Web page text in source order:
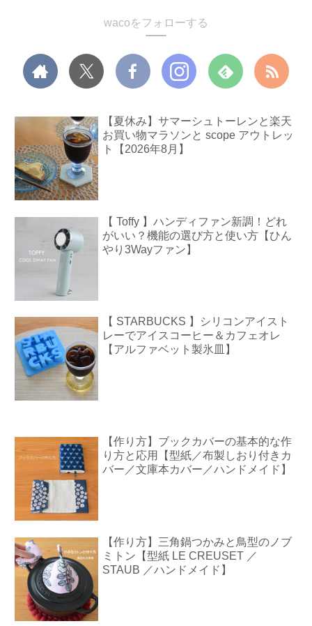
wacoをフォローする
【夏休み】サマーシュトーレンと楽天
お買い物マラソンと scope アウトレッ
ト【2026年8月】
【 Toffy 】ハンディファン新調！どれ
がいい？機能の選び方と使い方【ひん
やり3Wayファン】
【 STARBUCKS 】シリコンアイスト
レーでアイスコーヒー＆カフェオレ
【アルファベット製氷皿】
【作り方】ブックカバーの基本的な作
り方と応用【型紙／布製しおり付きカ
バー／文庫本カバー／ハンドメイド】
【作り方】三角鍋つかみと鳥型のノブ
ミトン【型紙 LE CREUSET ／
STAUB ／ハンドメイド】